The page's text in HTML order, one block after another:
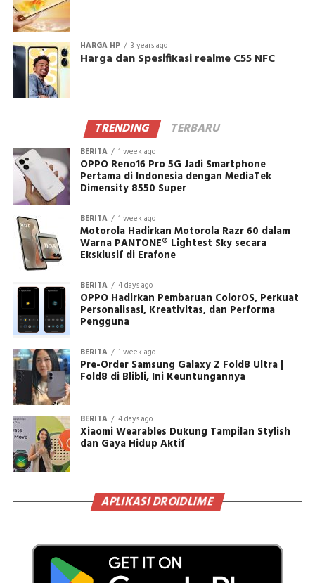
HARGA HP 3 years ago
Harga dan Spesifikasi realme C55 NFC
TRENDING TERBARU
BERITA 1 week ago
OPPO Reno16 Pro 5G Jadi Smartphone
Pertama di Indonesia dengan MediaTek
Dimensity 8550 Super
BERITA 1 week ago
Motorola Hadirkan Motorola Razr 60 dalam
Warna PANTONE® Lightest Sky secara
Eksklusif di Erafone
BERITA 4 days ago
OPPO Hadirkan Pembaruan ColorOS, Perkuat
Personalisasi, Kreativitas, dan Performa
Pengguna
BERITA 1 week ago
Pre-Order Samsung Galaxy Z Fold8 Ultra |
Fold8 di Blibli, Ini Keuntungannya
BERITA 4 days ago
Xiaomi Wearables Dukung Tampilan Stylish
dan Gaya Hidup Aktif
APLIKASI DROIDLIME